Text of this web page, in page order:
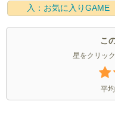
入：お気に入りGAME
こ
星をクリッ
平